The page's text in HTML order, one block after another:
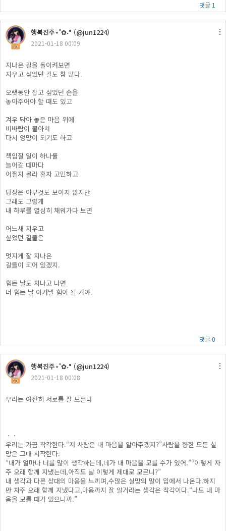
댓글 1
60
행복진주​⋆˚✿˖° (@jun1224)
2021-01-18 00:09
지나온 길을 돌이켜보면
지우고 싶었던 길도 참 많다.
오랫동안 잡고 싶었던 손을
놓아주어야 할 때도 있고
겨우 닦아 놓은 마음 위에
비바람이 몰아쳐
다시 엉망이 되기도 하고
책임질 일이 하나둘
늘어갈 때마다
어쩔지 몰라 혼자 고민하고
당장은 아무것도 보이지 않지만
그래도 그렇게
내 하루를 열심히 채워가다 보면
어느새 지우고
싶었던 길들은
멋지게 잘 지나온
길들이 되어 있겠지.
힘든 날도 지나고 나면
더 힘든 날 이겨낼 힘이 될 거야.
댓글 0
60
행복진주​⋆˚✿˖° (@jun1224)
2021-01-18 00:08
우리는 여전히 서로를 잘 모른다
ㆍㆍ
우리는 가끔 착각한다.“저 사람은 내 마음을 알아주겠지?”사람을 향한 모든 실
망은 그때 시작한다.
“내가 얼마나 너를 많이 생각하는데,네가 내 마음을 모를 수가 있어.”“이렇게 자
주 오래 함께 지냈는데,아직도 날 이렇게 제대로 모르니?”
내 생각과 다른 상대의 마음을 느끼며,수많은 실망의 말이 입에서 나온다.하지
만 자주 오래 함께 지냈다고,마음까지 잘 알거라는 생각은 착각이다.“나도 내 마
음을 모를 때가 있으니까.”